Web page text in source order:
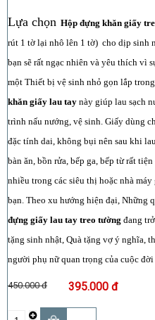
Lựa chọn Hộp đựng khăn giấy
rút 1 tờ lại nhô lên 1 tờ) cho dịp sinh
bạn sẽ rất ngạc nhiên và yêu thích vì
một Thiết bị vệ sinh nhỏ gọn lắp
khăn giấy lau tay này giúp lau sạch
trình nấu nướng, vệ sinh. Giấy dùng
đặc tính dai, không bụi nên sau khi
bàn ăn, bồn rửa, bếp ga, bếp từ rất
nhiều trong các siêu thị hoặc nhà
bạn. Theo xu hướng hiện đại, Những
đựng giấy lau tay treo tường đang
tặng sinh nhật, Quà tặng vợ ý nghĩa,
người phụ nữ quan trọng của cuộc đời
450.000 đ 395.000 đ